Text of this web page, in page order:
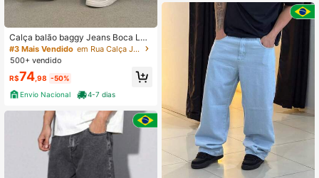
Calça balão baggy Jeans Boca Lar
ga Skate Street Estilosa Moda Mas
culina Feminina Preta
#3 Mais Vendido
em Rua Calça Jeans Masculina
500+ vendido
R$74 ,98 -50%
Envio Nacional
4-7 dias